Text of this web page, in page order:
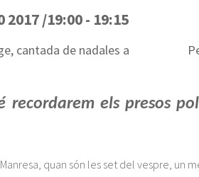
2017 /19:00- 19:15
cantada de nadales a
recordarem els presos
quan són les set del vespre, un